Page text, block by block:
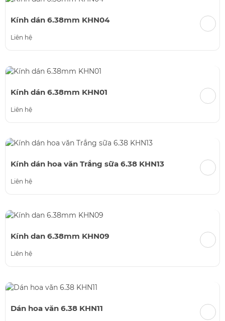
Kính dán 6.38mm KHN04
Liên hệ
Kính dán 6.38mm KHN01
Liên hệ
Kính dán hoa văn Trắng sữa 6.38 KHN13
Liên hệ
Kính dan 6.38mm KHN09
Liên hệ
Dán hoa văn 6.38 KHN11